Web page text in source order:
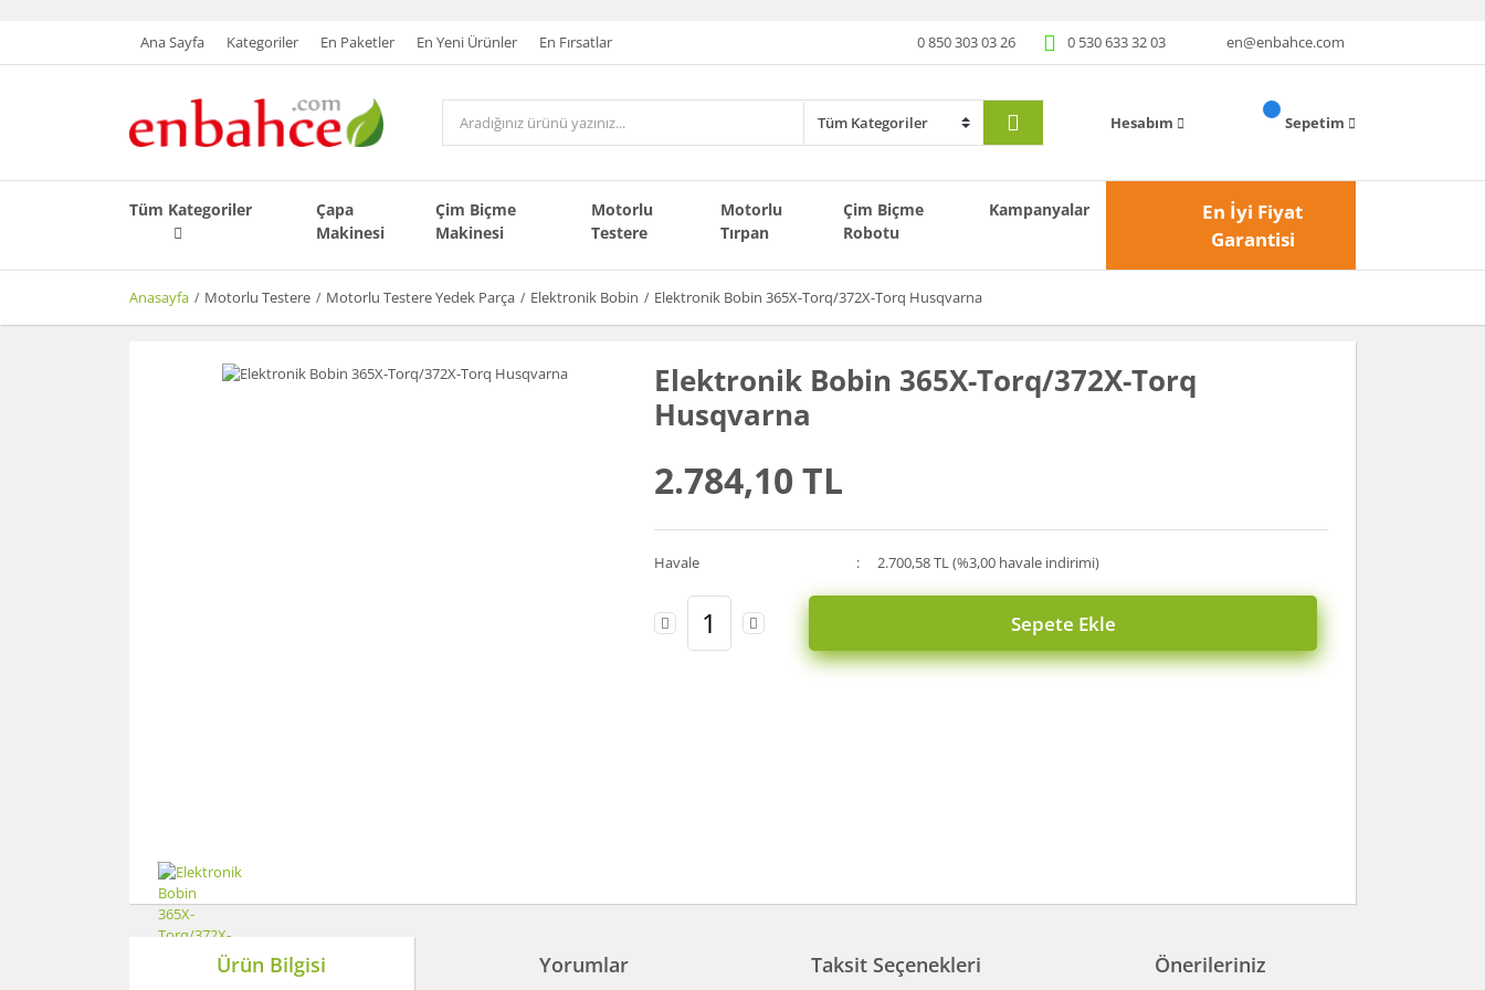
Ana Sayfa Kategoriler En Paketler En Yeni Ürünler En Fırsatlar 0 850 303 03 26 0 530 633 32 03 en@enbahce.com
Hesabım Sepetim
Tüm Kategoriler
Çapa
Makinesi
Çim Biçme
Makinesi
Motorlu
Testere
Motorlu
Tırpan
Çim Biçme
Robotu
Kampanyalar
En İyi Fiyat
Garantisi
Anasayfa Motorlu Testere Motorlu Testere Yedek Parça Elektronik Bobin Elektronik Bobin 365X-Torq/372X-Torq Husqvarna
Elektronik Bobin 365X-Torq/372X-Torq
Husqvarna
2.784,10 TL
Havale 2.700,58 TL (%3,00 havale indirimi)
Sepete Ekle
Ürün Bilgisi Yorumlar Taksit Seçenekleri Önerileriniz